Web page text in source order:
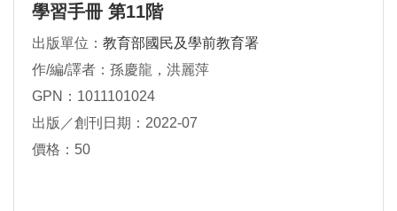
學習手冊 第11階
出版單位： 教育部國民及學前教育署
作/編/譯者：孫慶龍，洪麗萍
GPN：1011101024
出版／創刊日期：2022-07
價格：50